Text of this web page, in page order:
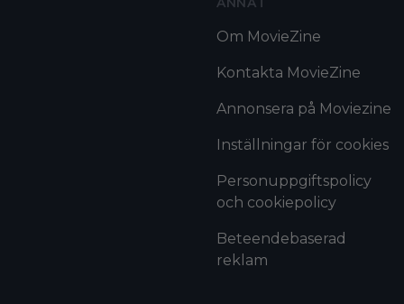
Om MovieZine
Kontakta MovieZine
Annonsera på Moviezine
Inställningar för cookies
Personuppgiftspolicy
och cookiepolicy
Beteendebaserad
reklam